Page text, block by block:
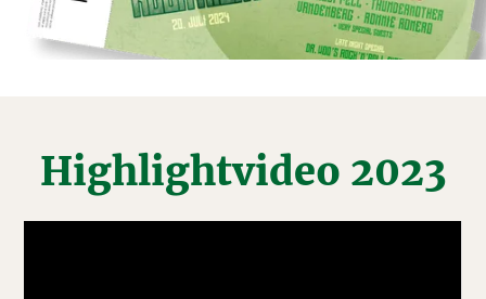
Highlightvideo 2023